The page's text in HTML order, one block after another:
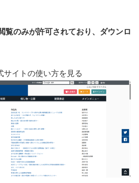
覧のみが許可されており、ダウンロ
サイトの使い方を見る